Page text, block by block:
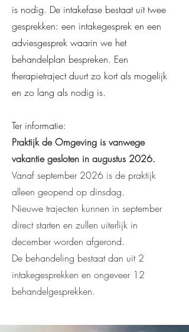
is nodig. De intakefase bestaat uit twee
gesprekken: een intakegesprek en een
adviesgesprek waarin we het
behandelplan bespreken. Een
therapietraject duurt zo kort als mogelijk
en zo lang als nodig is.
Ter informatie:
Praktijk de Omgeving is vanwege
vakantie gesloten in augustus 2026.
Vanaf september 2026 is de praktijk
alleen geopend op dinsdag.
Nieuwe trajecten kunnen in september
direct starten en zullen uiterlijk in
december worden afgerond.
De behandeling bestaat dan uit 2
intakegesprekken en ongeveer 12
behandelgesprekken.